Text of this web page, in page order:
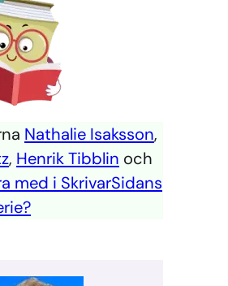
Nathalie Isaksson,
, Henrik Tibblin och
med i SkrivarSidans